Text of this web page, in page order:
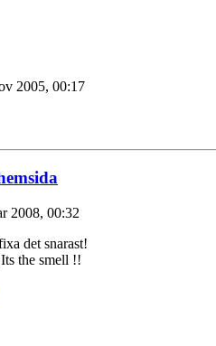
2005, 00:17
2008, 00:32
det snarast!
the smell !!